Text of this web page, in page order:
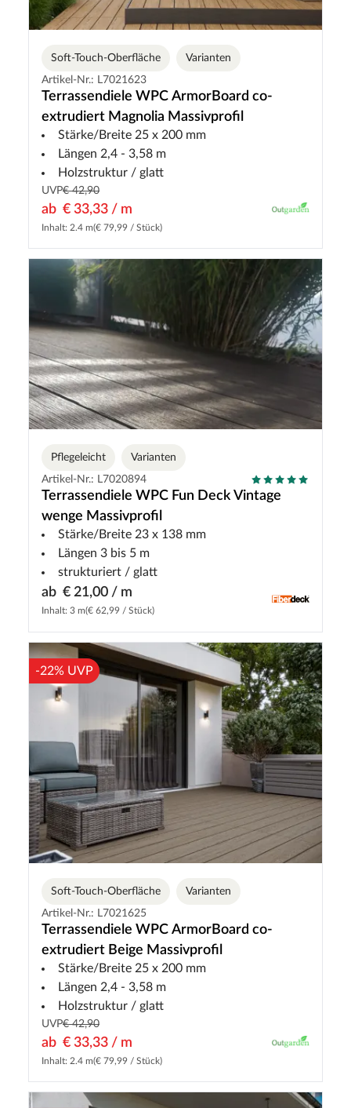
Soft-Touch-Oberfläche
Varianten
Artikel-Nr.: L7021623
Terrassendiele WPC ArmorBoard co-
extrudiert Magnolia Massivprofil
Stärke/Breite 25 x 200 mm
Längen 2,4 - 3,58 m
Holzstruktur / glatt
UVP€ 42,90
ab € 33,33 / m
Inhalt: 2.4 m(€ 79,99 / Stück)
Pflegeleicht
Varianten
Artikel-Nr.: L7020894
Terrassendiele WPC Fun Deck Vintage
wenge Massivprofil
Stärke/Breite 23 x 138 mm
Längen 3 bis 5 m
strukturiert / glatt
ab € 21,00 / m
Inhalt: 3 m(€ 62,99 / Stück)
-22% UVP
Soft-Touch-Oberfläche
Varianten
Artikel-Nr.: L7021625
Terrassendiele WPC ArmorBoard co-
extrudiert Beige Massivprofil
Stärke/Breite 25 x 200 mm
Längen 2,4 - 3,58 m
Holzstruktur / glatt
UVP€ 42,90
ab € 33,33 / m
Inhalt: 2.4 m(€ 79,99 / Stück)